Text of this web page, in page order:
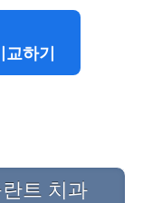
하기
트 치과